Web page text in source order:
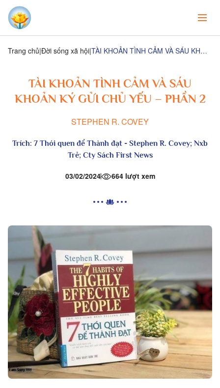
Trang chủ Đời sống xã hội TÀI KHOẢN TÌNH CẢM VÀ SÁU KHOẢN KÝ GỬI CHỦ YẾU – PHẦN 2
TÀI KHOẢN TÌNH CẢM VÀ SÁU
KHOẢN KÝ GỬI CHỦ YẾU – PHẦN 2
STEPHEN R. COVEY
Trích: 7 Thói quen để Thành đạt - Stephen R. Covey; Nxb
Trẻ; Cty Sách First News
03/02/2024 664 lượt xem